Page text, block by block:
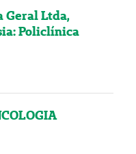
Geral Ltda,
Policlínica